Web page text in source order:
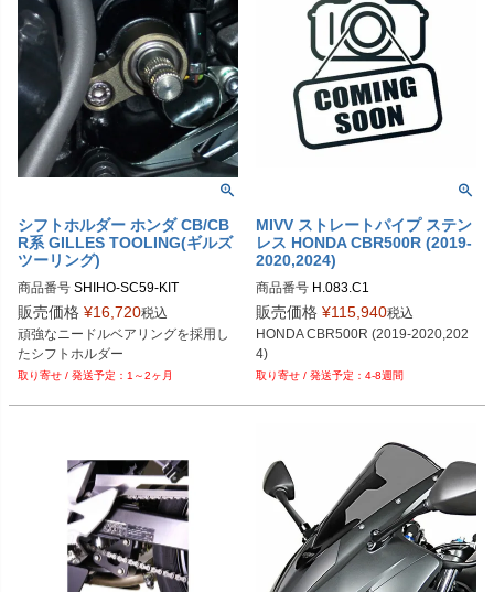
シフトホルダー ホンダ CB/CB
R系 GILLES TOOLING(ギルズ
ツーリング)
商品番号 SHIHO-SC59-KIT
販売価格 ¥16,720税込
頑強なニードルベアリングを採用し
たシフトホルダー
1～2ヶ月
MIVV ストレートパイプ ステン
レス HONDA CBR500R (2019-
2020,2024)
商品番号 H.083.C1
販売価格 ¥115,940税込
HONDA CBR500R (2019-2020,202
4)
4-8週間